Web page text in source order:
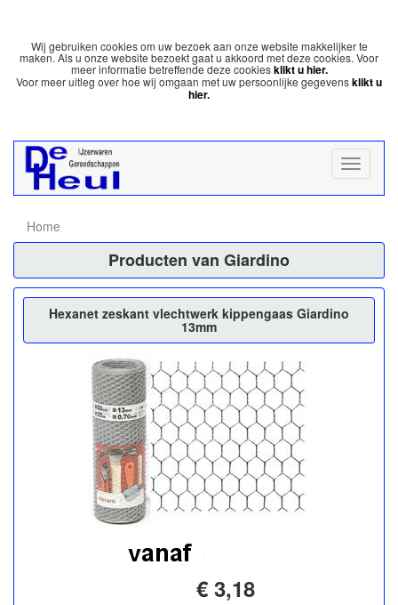
Wij gebruiken cookies om uw bezoek aan onze website makkelijker te
maken. Als u onze website bezoekt gaat u akkoord met deze cookies. Voor
meer informatie betreffende deze cookiesklikt u hier.
Voor meer uitleg over hoe wij omgaan met uw persoonlijke gegevensklikt u
hier.
Home
Producten van Giardino
Hexanet zeskant vlechtwerk kippengaas Giardino
13mm
€ 3,18